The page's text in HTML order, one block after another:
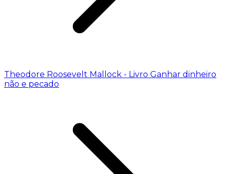
Theodore Roosevelt Mallock - Livro Ganhar dinheiro
não e pecado